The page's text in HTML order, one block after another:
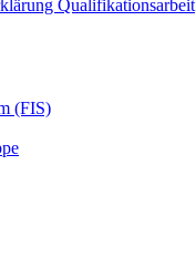
Qualifikationsarbeit
(FIS)